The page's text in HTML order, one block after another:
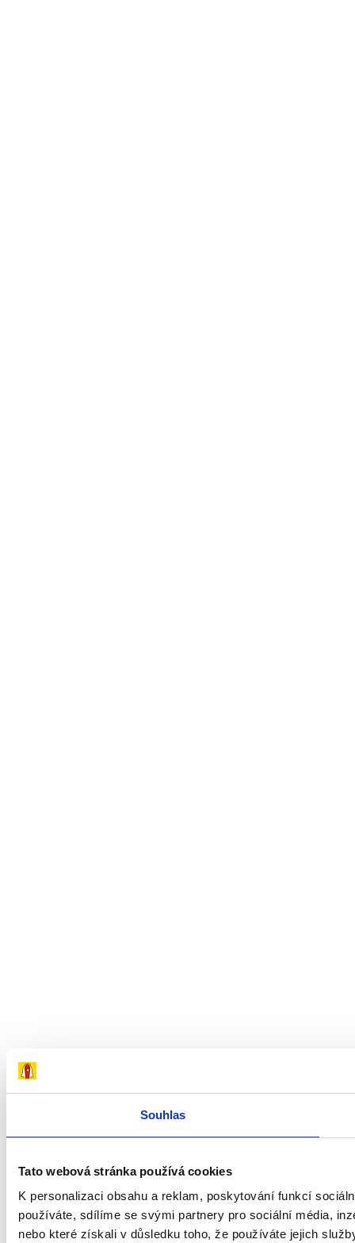
Souhlas
Tato webová stránka používá cookies
K personalizaci obsahu a reklam, poskytování funkcí
používáte, sdílíme se svými partnery pro sociální média,
nebo které získali v důsledku toho, že používáte jejich